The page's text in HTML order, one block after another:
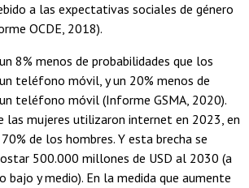
a las expectativas sociales de género
OCDE, 2018).
8% menos de probabilidades que los
teléfono móvil, y un 20% menos de
teléfono móvil (Informe GSMA, 2020).
las mujeres utilizaron internet en 2023, en
de los hombres. Y esta brecha se
500.000 millones de USD al 2030 (a
bajo y medio). En la medida que aumente